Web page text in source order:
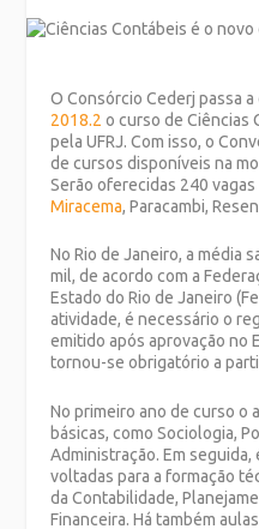
O Consórcio Cederj passa
2018.2 o curso de Ciências
pela UFRJ. Com isso, o
de cursos disponíveis na
Serão oferecidas 240
Miracema, Paracambi,
No Rio de Janeiro, a média
mil, de acordo com a
Estado do Rio de Janeiro
atividade, é necessário o
emitido após aprovação no
tornou-se obrigatório a
No primeiro ano de curso o
básicas, como Sociologia,
Administração. Em seguida,
voltadas para a formação
da Contabilidade,
Financeira. Há também